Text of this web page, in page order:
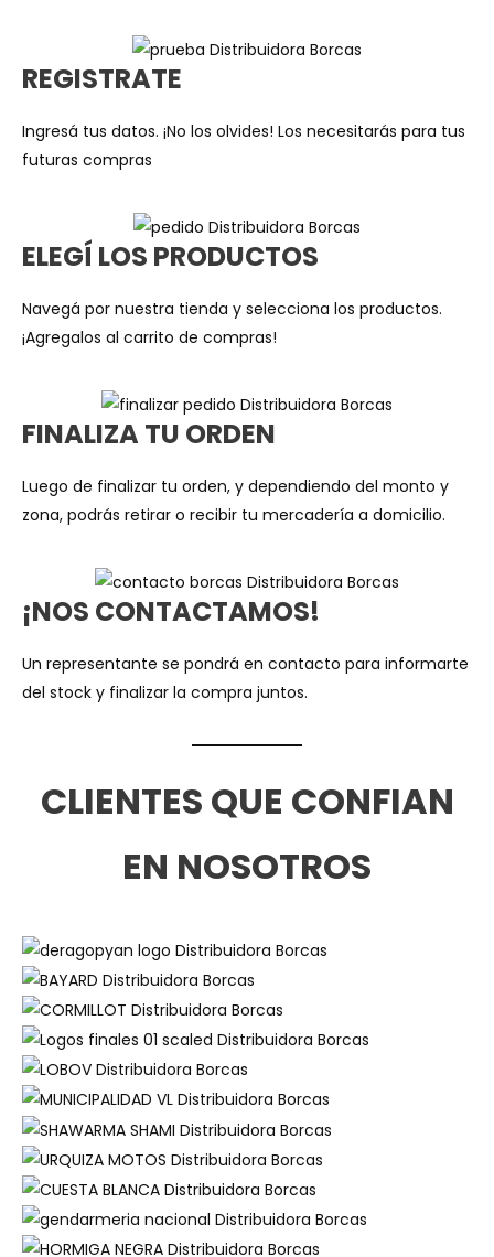
REGISTRATE
Ingresá tus datos. ¡No los olvides! Los necesitarás para tus
futuras compras
ELEGÍ LOS PRODUCTOS
Navegá por nuestra tienda y selecciona los productos.
¡Agregalos al carrito de compras!
FINALIZA TU ORDEN
Luego de finalizar tu orden, y dependiendo del monto y
zona, podrás retirar o recibir tu mercadería a domicilio.
¡NOS CONTACTAMOS!
Un representante se pondrá en contacto para informarte
del stock y finalizar la compra juntos.
CLIENTES QUE CONFIAN
EN NOSOTROS